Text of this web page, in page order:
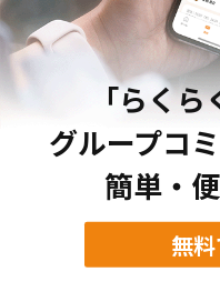
「らく
グループコ
簡単・
無